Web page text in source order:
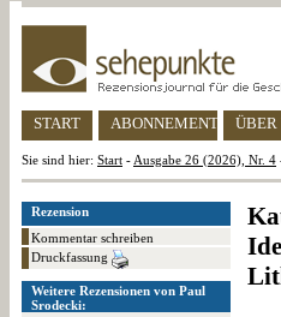
START ABONNEMENT ÜBER
Sie sind hier: Start - Ausgabe 26 (2026), Nr. 4
Rezension
Kommentar schreiben
Druckfassung
Weitere Rezensionen von Paul
Srodecki: